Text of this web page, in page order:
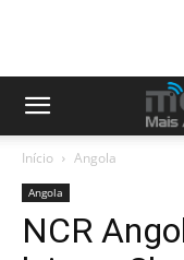
Início Angola
Angola
NCR